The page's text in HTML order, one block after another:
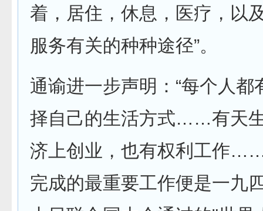
着，居住，休息，医疗，以
服务有关的种种途径”。
通谕进一步声明：“每个人都
择自己的生活方式……有天
济上创业，也有权利工作
完成的最重要工作便是一九